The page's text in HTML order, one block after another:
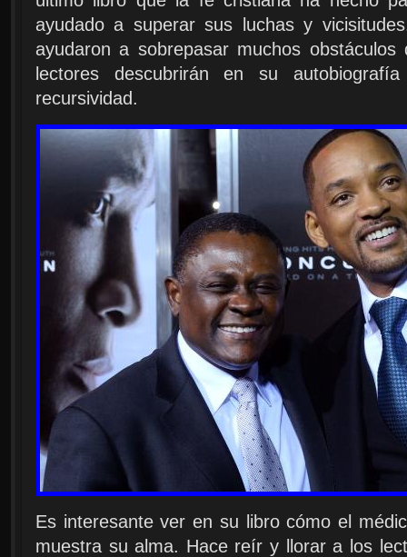
ayudado a superar sus luchas y
ayudaron a sobrepasar muchos
lectores descubrirán en su
recursividad.
Es interesante ver en su libro cómo el
muestra su alma. Hace reír y llorar a los